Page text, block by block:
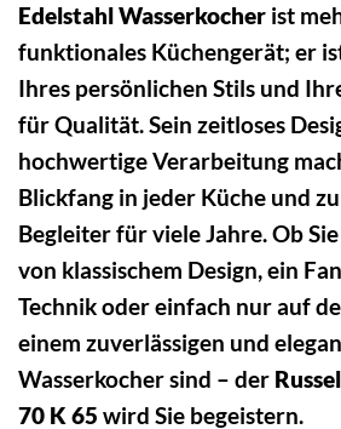
Edelstahl Wasserkocher ist
funktionales Küchengerät; er
Ihres persönlichen Stils und
für Qualität. Sein zeitloses
hochwertige Verarbeitung
Blickfang in jeder Küche und
Begleiter für viele Jahre. Ob
von klassischem Design, ein
Technik oder einfach nur auf
einem zuverlässigen und
Wasserkocher sind – der
70 K 65 wird Sie begeistern.